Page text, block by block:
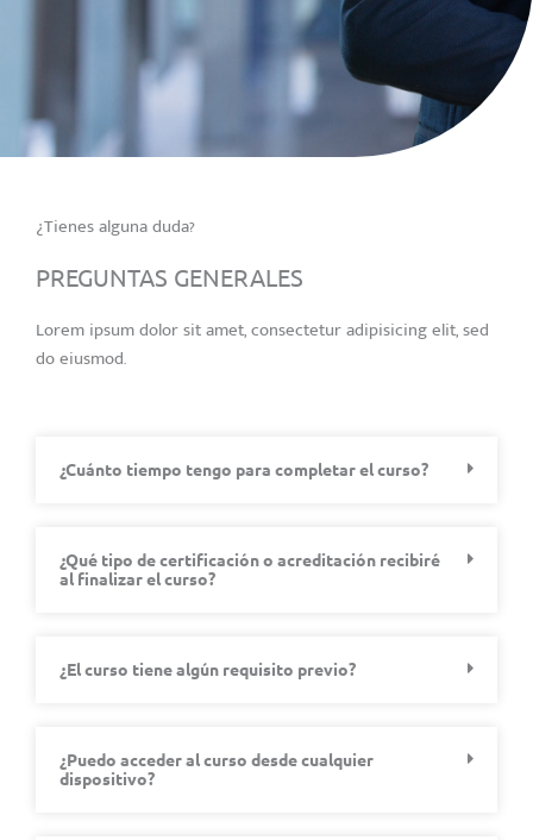
¿Tienes alguna duda?
PREGUNTAS GENERALES
Lorem ipsum dolor sit amet, consectetur adipisicing elit, sed
do eiusmod.
¿Cuánto tiempo tengo para completar el curso?
¿Qué tipo de certificación o acreditación recibiré
al finalizar el curso?
¿El curso tiene algún requisito previo?
¿Puedo acceder al curso desde cualquier
dispositivo?